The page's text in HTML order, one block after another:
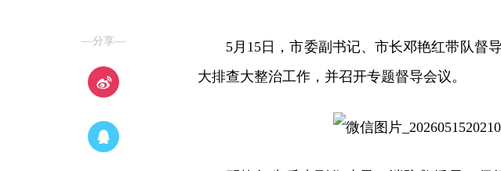
—分享—
5月15日，市委副书记、市长邓艳红带队督
大排查大整治工作，并召开专题督导会议。